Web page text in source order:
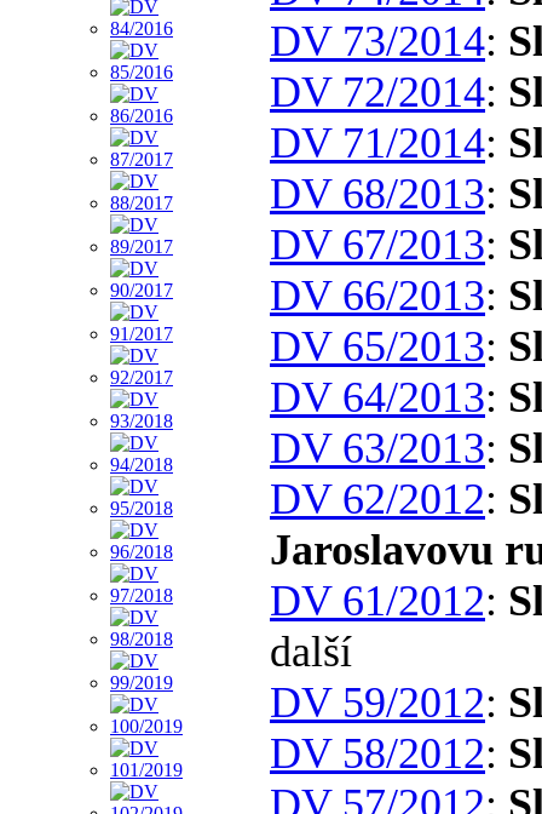
DV 73/2014:
DV 72/2014:
DV 71/2014:
DV 68/2013:
DV 67/2013:
DV 66/2013:
DV 65/2013:
DV 64/2013:
DV 63/2013:
DV 62/2012:
Jaroslavovu
DV 61/2012:
další
DV 59/2012:
DV 58/2012:
DV 57/2012: